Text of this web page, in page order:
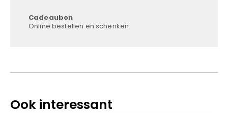
Cadeaubon
Online bestellen en schenken.
Ook interessant